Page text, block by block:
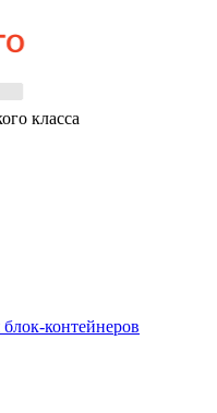
класса
контейнеров